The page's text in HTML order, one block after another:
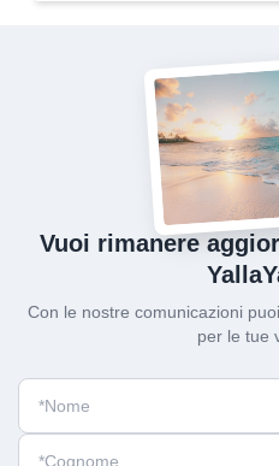
Vuoi rimanere
Con le nostre comunicazioni
per le tue